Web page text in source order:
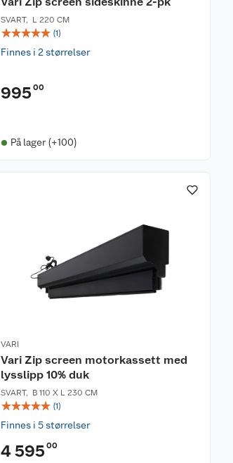
SVART, L 220 CM
☆☆☆☆☆ (1)
Finnes i 2 størrelser
995 00
På lager (+100)
VARI
Vari Zip screen motorkassett med
lysslipp 10% duk
SVART, B 110 X L 230 CM
☆☆☆☆☆ (1)
Finnes i 5 størrelser
4 595 00